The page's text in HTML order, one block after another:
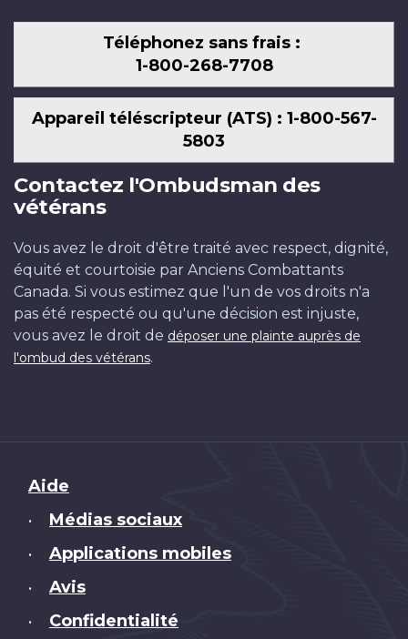
Téléphonez sans frais :
1-800-268-7708
Appareil téléscripteur (ATS) : 1-800-567-
5803
Contactez l'Ombudsman des
vétérans
Vous avez le droit d'être traité avec respect, dignité,
équité et courtoisie par Anciens Combattants
Canada. Si vous estimez que l'un de vos droits n'a
pas été respecté ou qu'une décision est injuste,
vous avez le droit de déposer une plainte auprès de
l'ombud des vétérans.
Brand
Aide
• Médias sociaux
• Applications mobiles
• Avis
• Confidentialité